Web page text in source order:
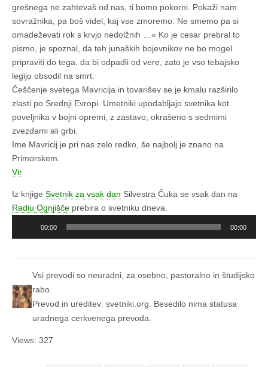
grešnega ne zahtevaš od nas, ti bomo pokorni. Pokaži nam
sovražnika, pa boš videl, kaj vse zmoremo. Ne smemo pa si
omadeževati rok s krvjo nedolžnih …« Ko je cesar prebral to
pismo, je spoznal, da teh junaških bojevnikov ne bo mogel
pripraviti do tega, da bi odpadli od vere, zato je vso tebajsko
legijo obsodil na smrt.
Češčenje svetega Mavricija in tovarišev se je kmalu razširilo
zlasti po Srednji Evropi. Umetniki upodabljajo svetnika kot
poveljnika v bojni opremi, z zastavo, okrašeno s sedmimi
zvezdami ali grbi.
Ime Mavricij je pri nas zelo redko, še najbolj je znano na
Primorskem.
Vir
Iz knjige Svetnik za vsak dan Silvestra Čuka se vsak dan na
Radiu Ognjišče prebira o svetniku dneva.
00:00 00:00
Vsi prevodi so neuradni, za osebno, pastoralno in študijsko
rabo.
Prevod in ureditev: svetniki.org. Besedilo nima statusa
uradnega cerkvenega prevoda.
Views: 327